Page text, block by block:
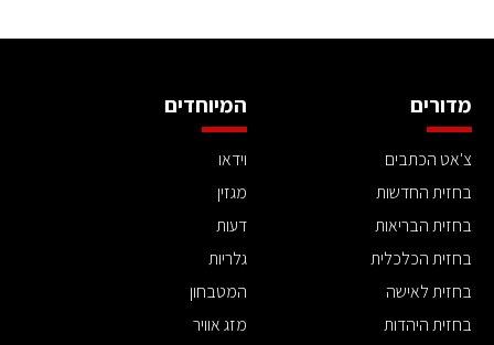
מדורים
צ'אט הכתבים
בחזית החדשות
בחזית הבריאות
בחזית הכלכלית
בחזית לאישה
בחזית היהדות
המיוחדים
וידאו
מגזין
דעות
גלריות
המטבחון
מזג אוויר